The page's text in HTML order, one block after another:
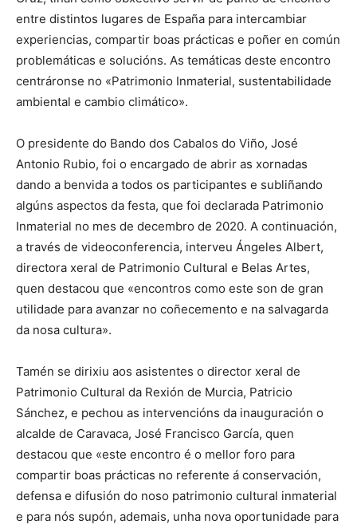
entre distintos lugares de España para intercambiar
experiencias, compartir boas prácticas e poñer en común
problemáticas e solucións. As temáticas deste encontro
centráronse no «Patrimonio Inmaterial, sustentabilidade
ambiental e cambio climático».
O presidente do Bando dos Cabalos do Viño, José
Antonio Rubio, foi o encargado de abrir as xornadas
dando a benvida a todos os participantes e subliñando
algúns aspectos da festa, que foi declarada Patrimonio
Inmaterial no mes de decembro de 2020. A continuación,
a través de videoconferencia, interveu Ángeles Albert,
directora xeral de Patrimonio Cultural e Belas Artes,
quen destacou que «encontros como este son de gran
utilidade para avanzar no coñecemento e na salvagarda
da nosa cultura».
Tamén se dirixiu aos asistentes o director xeral de
Patrimonio Cultural da Rexión de Murcia, Patricio
Sánchez, e pechou as intervencións da inauguración o
alcalde de Caravaca, José Francisco García, quen
destacou que «este encontro é o mellor foro para
compartir boas prácticas no referente á conservación,
defensa e difusión do noso patrimonio cultural inmaterial
e para nós supón, ademais, unha nova oportunidade para